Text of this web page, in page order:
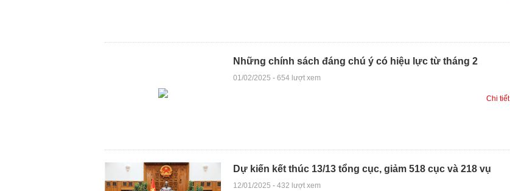
Những chính sách đáng chú ý có hiệu lực từ tháng 2
01/02/2025 - 654 lượt xem
Chi tiết
Dự kiến kết thúc 13/13 tổng cục, giảm 518 cục và 218 vụ
12/01/2025 - 432 lượt xem